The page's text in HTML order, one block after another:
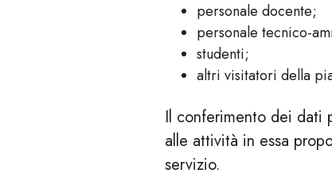
personale docente;
personale tecnico-
studenti;
altri visitatori della
Il conferimento dei dati
alle attività in essa
servizio.